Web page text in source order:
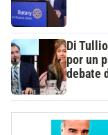
Di
por un
debate